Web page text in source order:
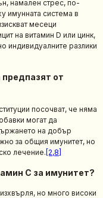
намален стрес, по-
имунната система в
месеци
на витамин D или цинк,
индивидуалните разлики
от
посочват, че няма
могат да
на добър
за общия имунитет, но
лечение. [2,8]
C за имунитет?
но много високи